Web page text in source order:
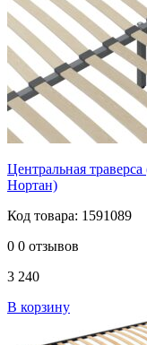
Центральная
Нортан)
Код товара: 1591089
0 0 отзывов
3 240
В корзину